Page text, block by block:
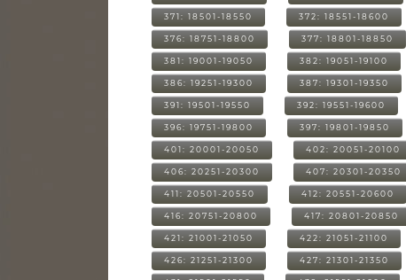
371: 18501-18550 372: 18551-18600
376: 18751-18800 377: 18801-18850
381: 19001-19050 382: 19051-19100
386: 19251-19300 387: 19301-19350
391: 19501-19550 392: 19551-19600
396: 19751-19800 397: 19801-19850
401: 20001-20050 402: 20051-20100
406: 20251-20300 407: 20301-20350
411: 20501-20550 412: 20551-20600
416: 20751-20800 417: 20801-20850
421: 21001-21050 422: 21051-21100
426: 21251-21300 427: 21301-21350